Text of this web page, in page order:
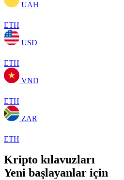
UAH
ETH
USD
ETH
VND
ETH
ZAR
ETH
Kripto kılavuzları
Yeni başlayanlar için